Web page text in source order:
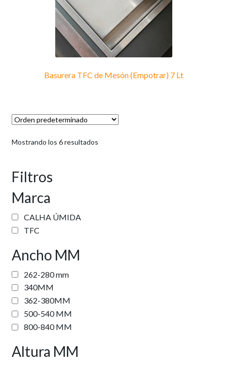
Basurera TFC de Mesón (Empotrar) 7 Lt
Mostrando los 6 resultados
Filtros
Marca
CALHA ÚMIDA
TFC
Ancho MM
262-280 mm
340MM
362-380MM
500-540 MM
800-840 MM
Altura MM